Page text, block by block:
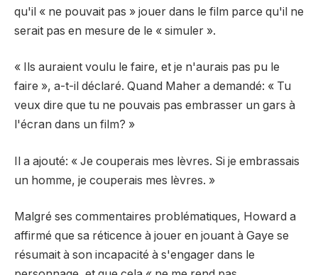
qu'il « ne pouvait pas » jouer dans le film parce qu'il ne
serait pas en mesure de le « simuler ».
« Ils auraient voulu le faire, et je n'aurais pas pu le
faire », a-t-il déclaré. Quand Maher a demandé: « Tu
veux dire que tu ne pouvais pas embrasser un gars à
l'écran dans un film? »
Il a ajouté: « Je couperais mes lèvres. Si je embrassais
un homme, je couperais mes lèvres. »
Malgré ses commentaires problématiques, Howard a
affirmé que sa réticence à jouer en jouant à Gaye se
résumait à son incapacité à s'engager dans le